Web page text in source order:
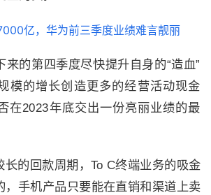
来的第四季度尽快提升自身的“造血”
模的增长创造更多的经营活动现金
在2023年底交出一份亮丽业绩的最
长的回款周期，To C终端业务的吸金
，手机产品只要能在直销和渠道上卖